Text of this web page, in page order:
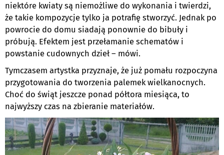
niektóre kwiaty są niemożliwe do wykonania i twierdzi,
że takie kompozycje tylko ja potrafię stworzyć. Jednak po
powrocie do domu siadają ponownie do bibuły i
próbują. Efektem jest przełamanie schematów i
powstanie cudownych dzieł – mówi.
Tymczasem artystka przyznaje, że już pomału rozpoczyna
przygotowania do tworzenia palemek wielkanocnych.
Choć do świąt jeszcze ponad półtora miesiąca, to
najwyższy czas na zbieranie materiałów.